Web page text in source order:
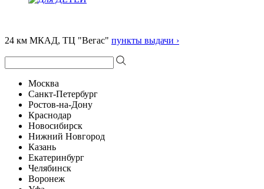
24 км МКАД, ТЦ "Вегас" пункты выдачи ›
Москва
Санкт-Петербург
Ростов-на-Дону
Краснодар
Новосибирск
Нижний Новгород
Казань
Екатеринбург
Челябинск
Воронеж